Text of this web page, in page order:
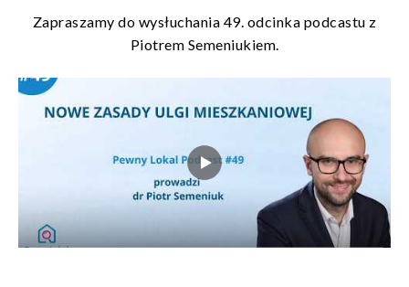
Zapraszamy do wysłuchania 49. odcinka podcastu z
Piotrem Semeniukiem.